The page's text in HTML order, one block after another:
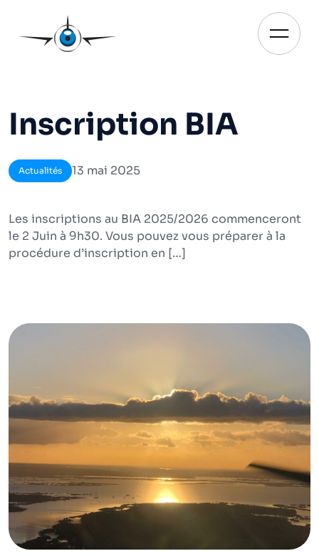
contenu
Inscription BIA
Actualités 13 mai 2025
Les inscriptions au BIA 2025/2026 commenceront
le 2 Juin à 9h30. Vous pouvez vous préparer à la
procédure d’inscription en […]